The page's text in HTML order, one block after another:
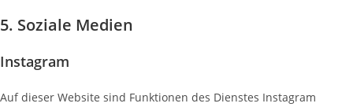
5. Soziale Medien
Instagram
Auf dieser Website sind Funktionen des Dienstes Instagram